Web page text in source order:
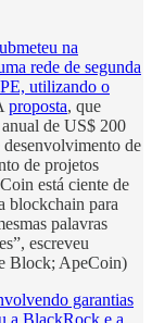
na
rede de segunda
utilizando o
proposta, que
de US$ 200
de
de projetos
está ciente de
blockchain para
palavras
escreveu
Block; ApeCoin)
garantias
a BlackRock e a